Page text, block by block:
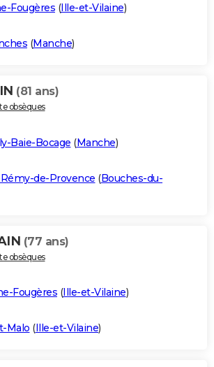
Fougères (Ille-et-Vilaine)
(Manche)
(81 ans)
obsèques
Baie-Bocage (Manche)
de-Provence (Bouches-du-
(77 ans)
obsèques
Fougères (Ille-et-Vilaine)
Malo (Ille-et-Vilaine)